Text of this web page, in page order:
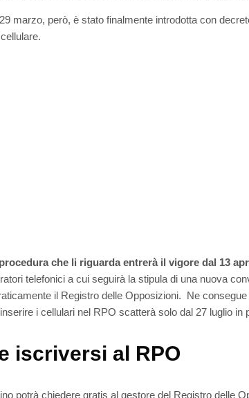
marzo, però, è stato finalmente introdotta con
che li riguarda entrerà il vigore dal 13
telefonici a cui seguirà la stipula di una nuova
il Registro delle Opposizioni. Ne
i cellulari nel RPO scatterà solo dal 27 luglio in
iscriversi al RPO
potrà chiedere gratis al gestore del Registro delle